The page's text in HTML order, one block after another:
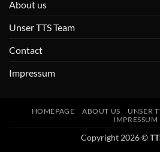
About us
Unser TTS Team
Contact
Impressum
HOMEPAGE ABOUT US UNSER
IMPRESSUM
Copyright 2026 ©